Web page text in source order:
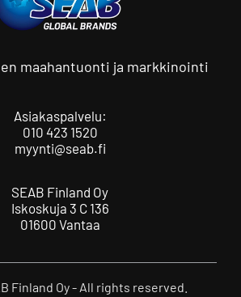
maahantuonti ja markkinointi
Asiakaspalvelu:
010 423 1520
myynti@seab.fi
SEAB Finland Oy
Iskoskuja 3 C 136
01600 Vantaa
Finland Oy - All rights reserved.